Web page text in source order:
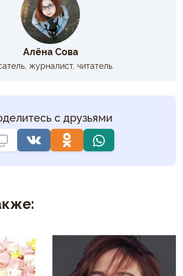
Алёна Сова
журналист, читатель.
с друзьями